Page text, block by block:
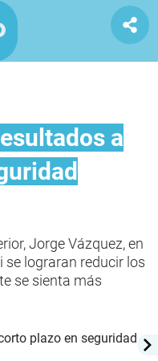
a
Jorge Vázquez, en
se lograran reducir los
se sienta más